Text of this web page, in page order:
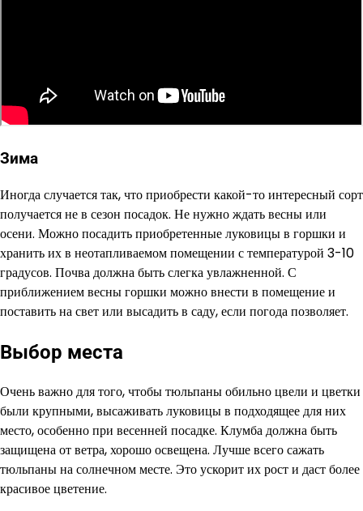
Зима
Иногда случается так, что приобрести какой-то интересный сорт
получается не в сезон посадок. Не нужно ждать весны или
осени. Можно посадить приобретенные луковицы в горшки и
хранить их в неотапливаемом помещении с температурой 3-10
градусов. Почва должна быть слегка увлажненной. С
приближением весны горшки можно внести в помещение и
поставить на свет или высадить в саду, если погода позволяет.
Выбор места
Очень важно для того, чтобы тюльпаны обильно цвели и цветки
были крупными, высаживать луковицы в подходящее для них
место, особенно при весенней посадке. Клумба должна быть
защищена от ветра, хорошо освещена. Лучше всего сажать
тюльпаны на солнечном месте. Это ускорит их рост и даст более
красивое цветение.